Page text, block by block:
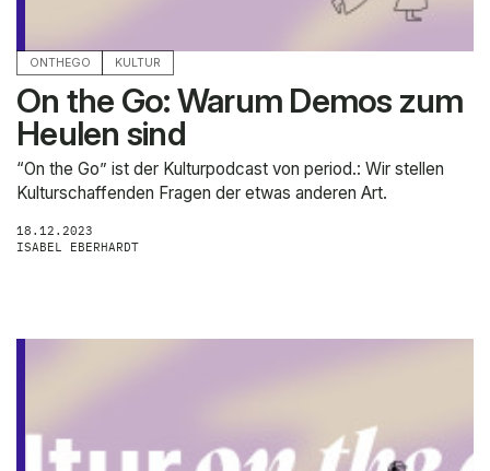
ONTHEGO KULTUR
On the Go: Warum Demos zum
Heulen sind
“On the Go” ist der Kulturpodcast von period.: Wir stellen
Kulturschaffenden Fragen der etwas anderen Art.
18.12.2023
ISABEL EBERHARDT